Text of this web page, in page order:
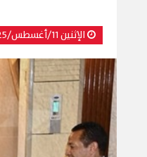
الإثنين 11/أغسطس/2025 - 08:14 م